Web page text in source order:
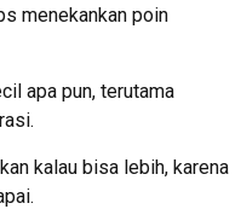
menekankan poin
apa pun, terutama
kalau bisa lebih, karena